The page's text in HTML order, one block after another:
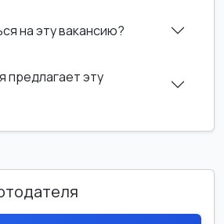
на эту вакансию?
предлагает эту